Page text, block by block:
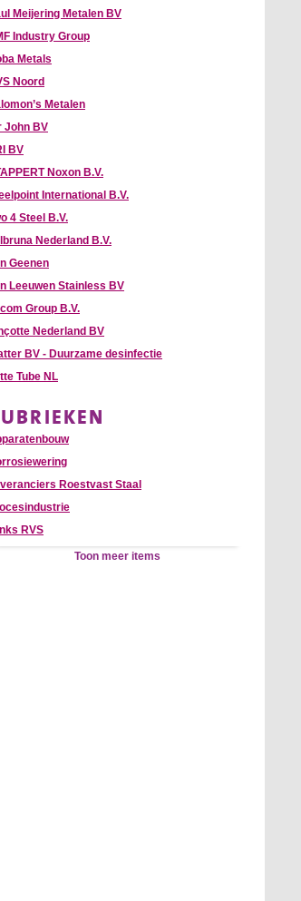
Meijering Metalen BV
Industry Group
Metals
Noord
Metalen
John BV
BV
Noxon B.V.
International B.V.
4 Steel B.V.
Nederland B.V.
Geenen
Leeuwen Stainless BV
Group B.V.
Nederland BV
BV - Duurzame desinfectie
Tube NL
Roestvast Staal
RVS
Toon meer items